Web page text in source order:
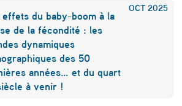
OCT 2025
effets du baby-boom à la
de la fécondité : les
dynamiques
des 50
années… et du quart
à venir !